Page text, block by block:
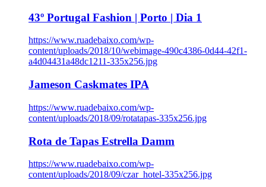
43º Portugal Fashion | Porto | Dia 1
https://www.ruadebaixo.com/wp-
content/uploads/2018/10/webimage-490c4386-0d44-42f1-
a4d04431a48dc1211-335x256.jpg
Jameson Caskmates IPA
https://www.ruadebaixo.com/wp-
content/uploads/2018/09/rotatapas-335x256.jpg
Rota de Tapas Estrella Damm
https://www.ruadebaixo.com/wp-
content/uploads/2018/09/czar_hotel-335x256.jpg